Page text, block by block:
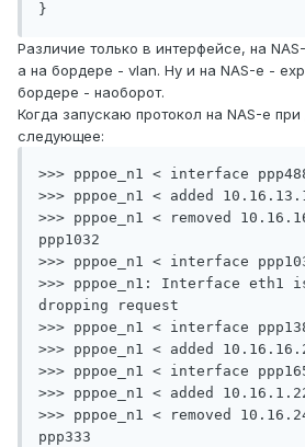
}
Различие только в интерфейсе, на
а на бордере - vlan. Ну и на NAS-е -
бордере - наоборот.
Когда запускаю протокол на NAS-е при
следующее:
>>> pppoe_n1 < interface
>>> pppoe_n1 < added
>>> pppoe_n1 < removed
ppp1032
>>> pppoe_n1 < interface
>>> pppoe_n1: Interface eth1
dropping request
>>> pppoe_n1 < interface
>>> pppoe_n1 < added
>>> pppoe_n1 < interface
>>> pppoe_n1 < added
>>> pppoe_n1 < removed
ppp333